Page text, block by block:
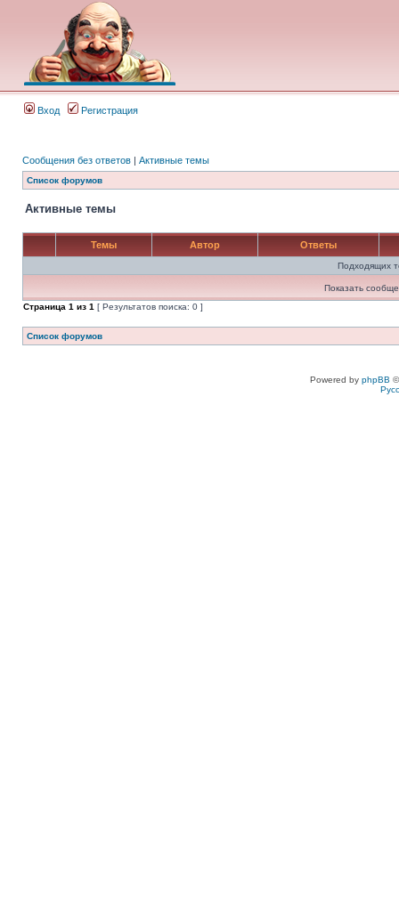
Вход Регистрация
Сообщения без ответов | Активные темы
Список форумов
Активные темы
Темы Автор Ответы
Подходящих
Показать
Страница 1 из 1 [ Результатов поиска: 0 ]
Список форумов
Powered by phpBB